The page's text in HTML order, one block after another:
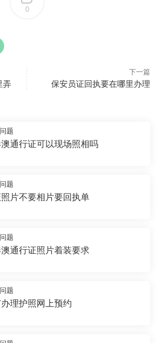
0
弄
下一篇
保安员证回执要在哪里办理
题
通行证可以现场照相吗
题
片不要相片要回执单
题
通行证照片着装要求
题
理护照网上预约